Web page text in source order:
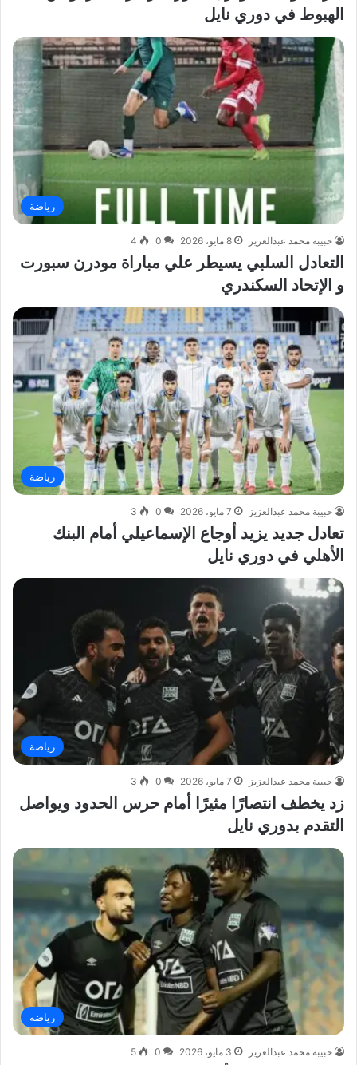
الهبوط في دوري نايل
رياضة
حبيبة محمد عبدالعزيز 8 مايو، 2026 0
4
التعادل السلبي يسيطر علي مباراة مودرن سبورت
و الإتحاد السكندري
رياضة
حبيبة محمد عبدالعزيز 7 مايو، 2026 0
3
تعادل جديد يزيد أوجاع الإسماعيلي أمام البنك
الأهلي في دوري نايل
رياضة
حبيبة محمد عبدالعزيز 7 مايو، 2026 0
3
زد يخطف انتصارًا مثيرًا أمام حرس الحدود ويواصل
التقدم بدوري نايل
رياضة
حبيبة محمد عبدالعزيز 3 مايو، 2026 0
5